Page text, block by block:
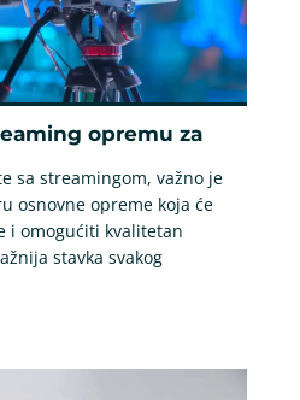
opremu za
sa streamingom, važno je
osnovne opreme koja će
i omogućiti kvalitetan
stavka svakog